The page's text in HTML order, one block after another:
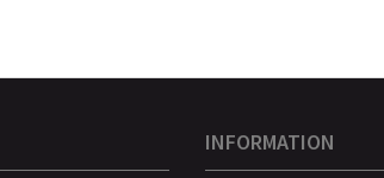
INFORMATION